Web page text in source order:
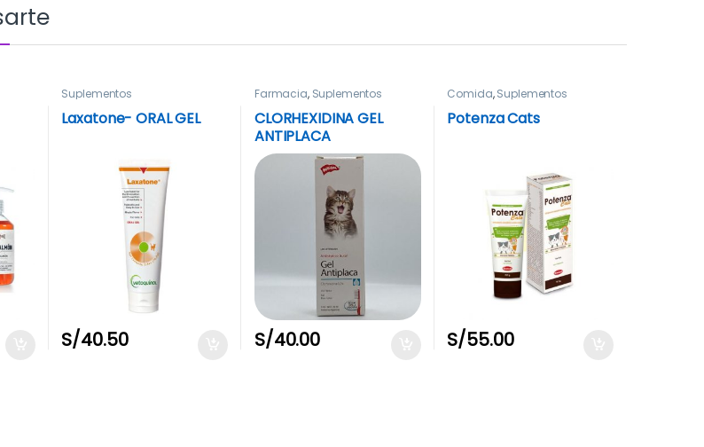
Suplementos
Laxatone- ORAL GEL
S/40.50
Farmacia, Suplementos
CLORHEXIDINA GEL
ANTIPLACA
S/40.00
Comida,Suplementos
Potenza Cats
S/55.00